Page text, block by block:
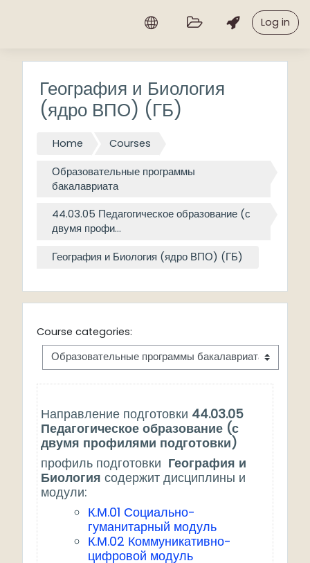
Log in
География и Биология
(ядро ВПО) (ГБ)
Home Courses
Образовательные программы
бакалавриата
44.03.05 Педагогическое образование (с
двумя профи...
География и Биология (ядро ВПО) (ГБ)
Course categories:
Направление подготовки 44.03.05
Педагогическое образование (с
двумя профилями подготовки)
профиль подготовки География и
Биология содержит дисциплины и
модули:
К.М.01 Социально-
гуманитарный модуль
К.М.02 Коммуникативно-
цифровой модуль